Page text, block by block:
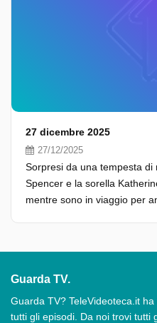
27 dicembre 2025
27/12/2025
Sorpresi da una tempesta di
Spencer e la sorella
mentre sono in viaggio per
Guarda TV.
Guarda TV? TeleVideoteca.it
tutti gli episodi. Da noi trovi tutti